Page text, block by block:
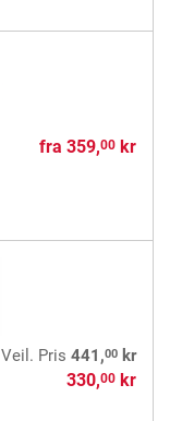
fra 359,00kr
Veil. Pris 441,00kr
330,00kr